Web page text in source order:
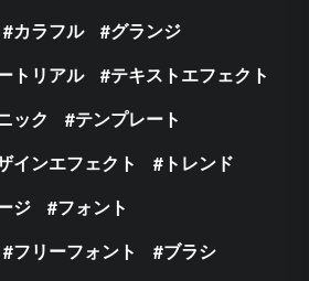
カラフル
グランジ
トリアル
テキストエフェクト
ック
テンプレート
インエフェクト
トレンド
ジ
フォント
フリーフォント
ブラシ